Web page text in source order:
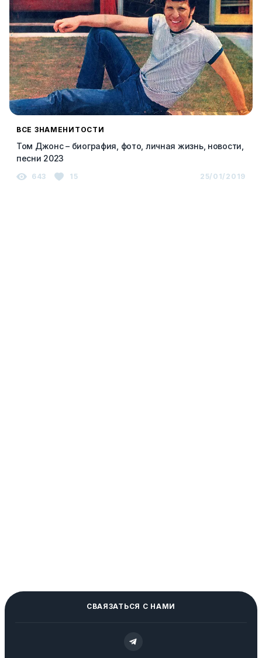
ВСЕ ЗНАМЕНИТОСТИ
Том Джонс – биография, фото, личная жизнь, новости,
песни 2023
643 15 25/01/2019
СВАЯЗАТЬСЯ С НАМИ